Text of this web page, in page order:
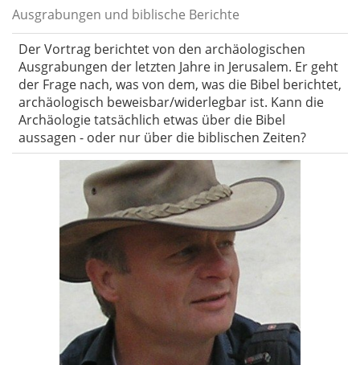
Ausgrabungen und biblische Berichte
Der Vortrag berichtet von den archäologischen
Ausgrabungen der letzten Jahre in Jerusalem. Er geht
der Frage nach, was von dem, was die Bibel berichtet,
archäologisch beweisbar/widerlegbar ist. Kann die
Archäologie tatsächlich etwas über die Bibel
aussagen - oder nur über die biblischen Zeiten?